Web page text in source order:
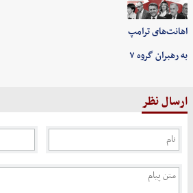
اهانت‌های ترامپ
به رهبران گروه ۷
ارسال نظر